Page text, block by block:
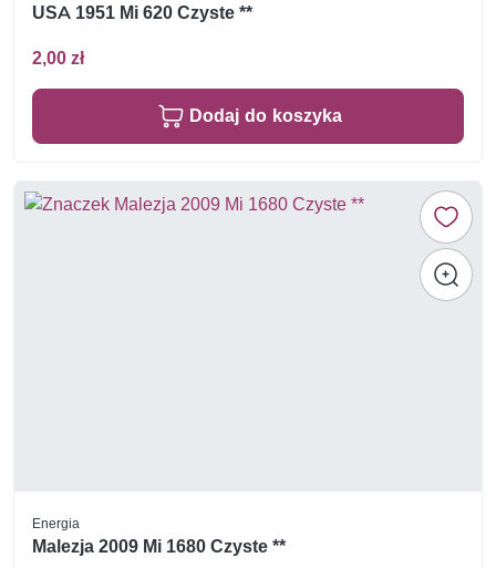
USA 1951 Mi 620 Czyste **
2,00 zł
Dodaj do koszyka
Energia
Malezja 2009 Mi 1680 Czyste **